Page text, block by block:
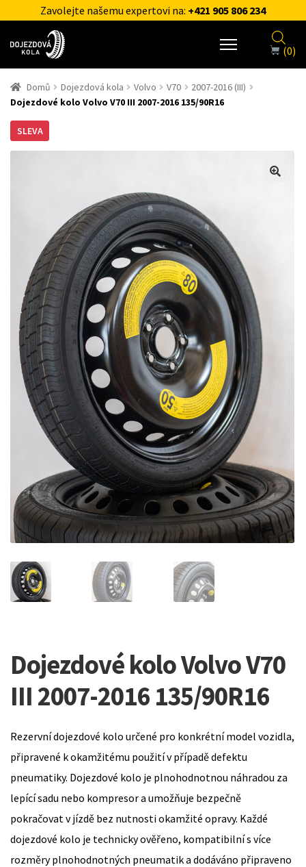
Zavolejte našemu expertovi na: +421 905 806 234
(0)
Domů Dojezdová kola Volvo V70
2007-2016 (III)
Dojezdové kolo Volvo V70 III 2007-2016 135/90R16
SLEVA
Dojezdové kolo Volvo V70
III 2007-2016 135/90R16
Rezervní dojezdové kolo určené pro konkrétní model vozidla,
připravené k okamžitému použití v případě defektu
pneumatiky. Dojezdové kolo je plnohodnotnou náhradou za
lepící sadu nebo kompresor a umožňuje bezpečně
pokračovat v jízdě bez nutnosti okamžité opravy. Každé
dojezdové kolo je technicky ověřeno, kompatibilní s více
rozměry plnohodnotných pneumatik a dodáváno připraveno